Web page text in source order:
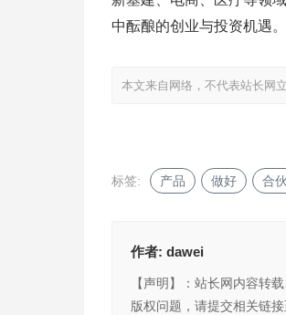
中酝酿的创业与投资机遇。
本文来自网络，不代表站长网
标签: 产品 做好 合
作者: dawei
【声明】：站长网内容转
版权问题，请提交相关链